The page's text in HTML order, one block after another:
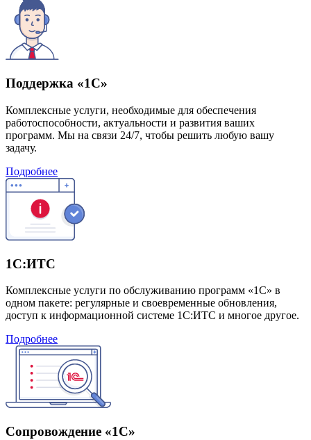
Поддержка «1С»
Комплексные услуги, необходимые для обеспечения
работоспособности, актуальности и развития ваших
программ. Мы на связи 24/7, чтобы решить любую вашу
задачу.
Подробнее
1С:ИТС
Комплексные услуги по обслуживанию программ «1С» в
одном пакете: регулярные и своевременные обновления,
доступ к информационной системе 1С:ИТС и многое другое.
Подробнее
Сопровождение «1С»